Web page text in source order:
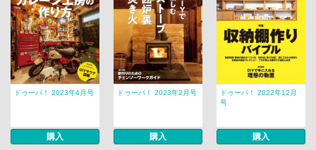
ドゥーパ！ 2023年4月号
購入
ドゥーパ！ 2023年2月号
購入
ドゥーパ！ 2022年12月
号
購入